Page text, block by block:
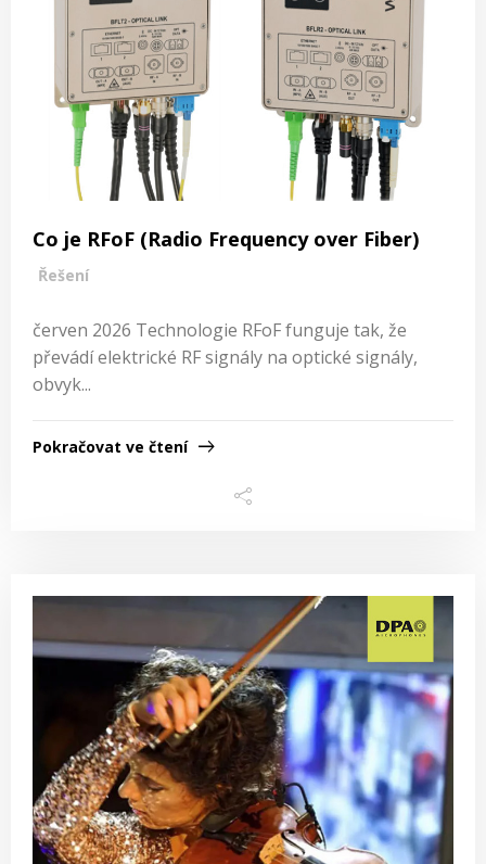
Co je RFoF (Radio Frequency over Fiber)
Řešení
červen 2026 Technologie RFoF funguje tak, že
převádí elektrické RF signály na optické signály,
obvyk...
Pokračovat ve čtení